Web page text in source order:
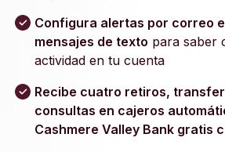
Configura alertas por correo
mensajes de texto para saber
actividad en tu cuenta
Recibe cuatro retiros,
consultas en cajeros
Cashmere Valley Bank gratis